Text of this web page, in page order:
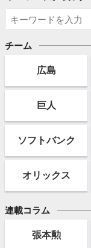
チーム
広島
巨人
ソフトバンク
オリックス
連載コラム
張本勲